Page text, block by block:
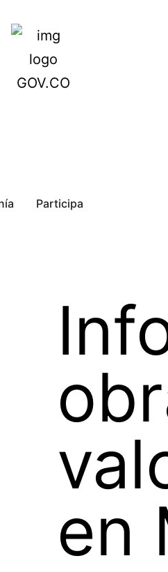
Participa
en